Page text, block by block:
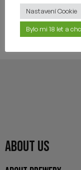
YOU MAY
ABOUT US
Nastavení Cookie
Bylo mi 18 let a